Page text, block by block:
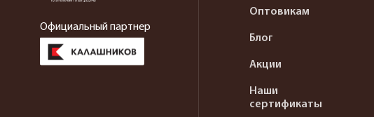
Официальный партнер
Оптовикам
Блог
Акции
Наши
сертификаты